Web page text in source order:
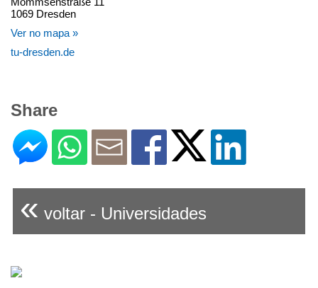
1069 Dresden
Ver no mapa »
tu-dresden.de
Share
« voltar - Universidades